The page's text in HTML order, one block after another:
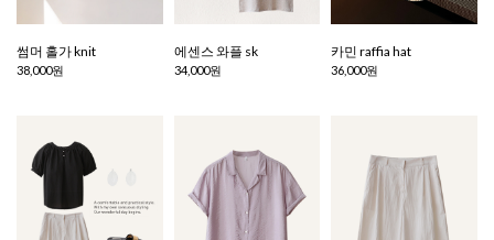
썸머 홀가 knit
38,000원
에센스 와플 sk
34,000원
카민 raffia hat
36,000원